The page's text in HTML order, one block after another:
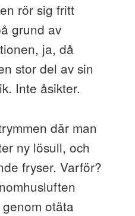
rör sig fritt
grund av
ja, då
stor del av sin
Inte åsikter.
där man
ny lösull, och
fryser. Varför?
otäta